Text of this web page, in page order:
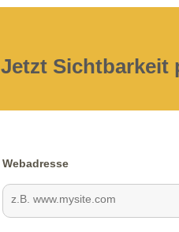
Jetzt Sichtbarkeit
Webadresse